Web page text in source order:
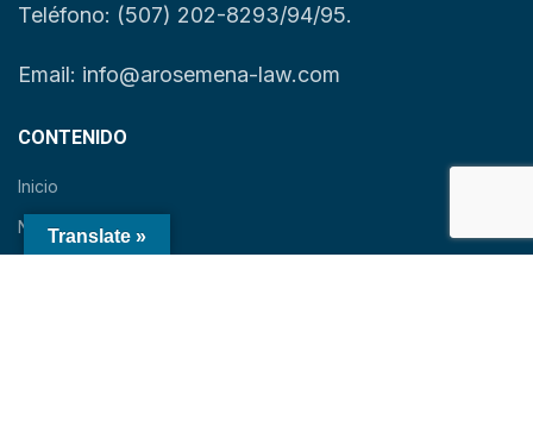
Teléfono: (507) 202-8293/94/95.
Email: info@arosemena-law.com
CONTENIDO
Inicio
Nosotros
Translate »